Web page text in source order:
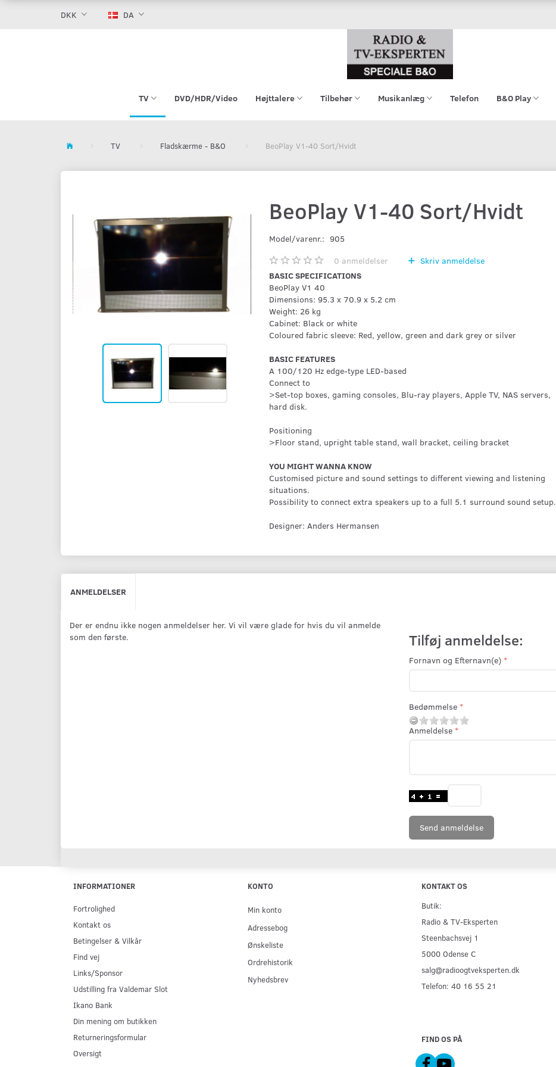
DKK DA
TV DVD/HDR/Video Højttalere Tilbehør Musikanlæg Telefon B&O Play
TV Fladskærme - B&O BeoPlay V1-40 Sort/Hvidt
BeoPlay V1-40 Sort/Hvidt
Model/varenr.: 905
0 anmeldelser
Skriv anmeldelse
BASIC SPECIFICATIONS
BeoPlay V1 40
Dimensions: 95.3 x 70.9 x 5.2 cm
Weight: 26 kg
Cabinet: Black or white
Coloured fabric sleeve: Red, yellow, green and dark grey or silver
BASIC FEATURES
A 100/120 Hz edge-type LED-based
Connect to
>Set-top boxes, gaming consoles, Blu-ray players, Apple TV, NAS servers,
hard disk.
Positioning
>Floor stand, upright table stand, wall bracket, ceiling bracket
YOU MIGHT WANNA KNOW
Customised picture and sound settings to different viewing and listening
situations.
Possibility to connect extra speakers up to a full 5.1 surround sound setup.
Designer: Anders Hermansen
ANMELDELSER
Der er endnu ikke nogen anmeldelser her. Vi vil være glade for hvis du vil anmelde
som den første.
Tilføj anmeldelse:
Fornavn og Efternavn(e)
Bedømmelse
Anmeldelse
Send anmeldelse
INFORMATIONER
Fortrolighed
Kontakt os
Betingelser & Vilkår
Find vej
Links/Sponsor
Udstilling fra Valdemar Slot
Ikano Bank
Din mening om butikken
Returneringsformular
Oversigt
KONTO
Min konto
Adressebog
Ønskeliste
Ordrehistorik
Nyhedsbrev
KONTAKT OS
Butik:
Radio & TV-Eksperten
Steenbachsvej 1
5000 Odense C
salg@radioogtveksperten.dk
Telefon: 40 16 55 21
FIND OS PÅ